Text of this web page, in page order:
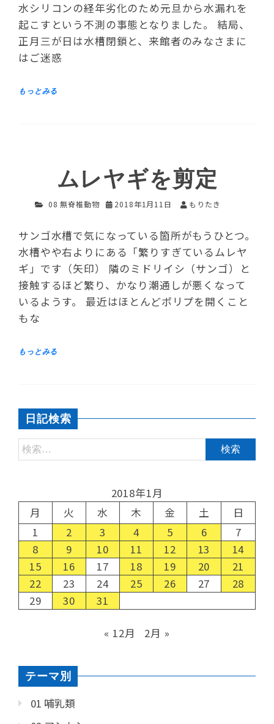
水シリコンの経年劣化のため元旦から水漏れを
起こすという不測の事態となりました。 結局、
正月三が日は水槽閉鎖と、来館者のみなさまに
はご迷惑
ムレヤギを剪定
08 無脊椎動物 2018年1月11日 もりたき
サンゴ水槽で気になっている箇所がもうひとつ。
水槽やや右よりにある「繁りすぎているムレヤ
ギ」です（矢印） 隣のミドリイシ（サンゴ）と
接触するほど繁り、かなり潮通しが悪くなって
いるようす。 最近はほとんどポリプを開くこと
もな
日記検索
2018年1月
月
火 水 木 金 土
日
1
2 3 4 5 6
7
8
9 10 11 12 13
14
15
16 17 18 19 20
21
22
23 24 25 26 27
28
29
30 31
« 12月 2月 »
テーマ別
01 哺乳類